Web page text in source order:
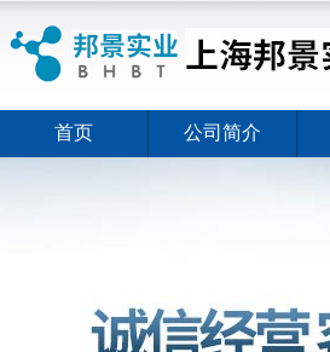
首页 公司简介